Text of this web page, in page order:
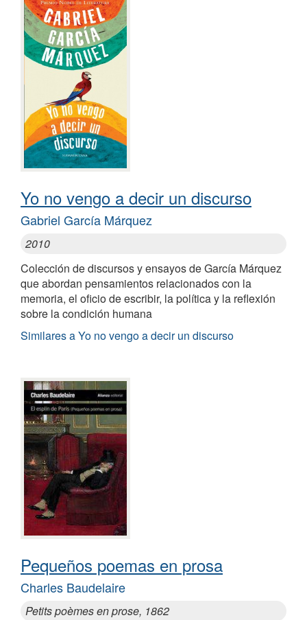
Yo no vengo a decir un discurso
Gabriel García Márquez
2010
Colección de discursos y ensayos de García Márquez
que abordan pensamientos relacionados con la
memoria, el oficio de escribir, la política y la reflexión
sobre la condición humana
Similares a Yo no vengo a decir un discurso
Pequeños poemas en prosa
Charles Baudelaire
Petits poèmes en prose, 1862